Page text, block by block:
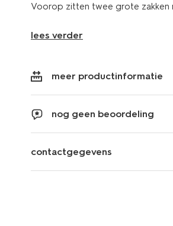
Voorop zitten twee grote zakken
lees verder
meer productinformatie
nog geen beoordeling
contactgegevens